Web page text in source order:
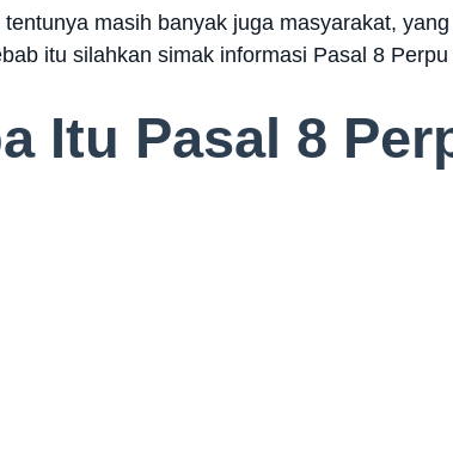
tentunya masih banyak juga masyarakat,
itu silahkan simak informasi Pasal 8
Itu Pasal 8